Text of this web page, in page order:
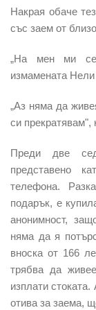
Накрая обаче
със заем от
„На мен ми се
измамената
„Аз няма да
си прекратявам",
Преди две
представено
телефона.
подарък, е
анонимност,
няма да я
вноска от 166
трябва да
изплати
отива за заема,